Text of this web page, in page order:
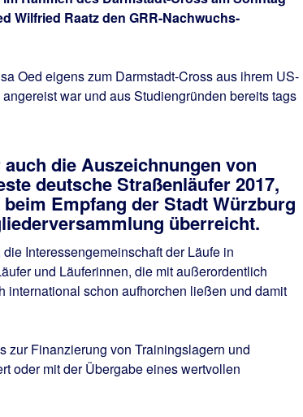
Wilfried Raatz den GRR-Nachwuchs-
Oed eigens zum Darmstadt-Cross aus ihrem US-
war und aus Studiengründen bereits tags
die Auszeichnungen von
deutsche Straßenläufer 2017,
Empfang der Stadt Würzburg
überreicht.
die Interessengemeinschaft der Läufe in
und Läuferinnen, die mit außerordentlich
schon aufhorchen ließen und damit
zur Finanzierung von Trainingslagern und
oder mit der Übergabe eines wertvollen